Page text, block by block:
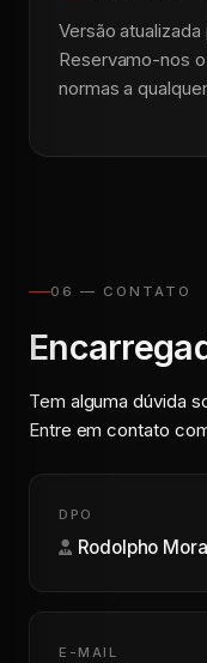
Versão
Reservamo-nos
normas a
06 — CONTATO
Tem alguma dúvida
Entre em contato
DPO
Rodolpho
E-MAIL